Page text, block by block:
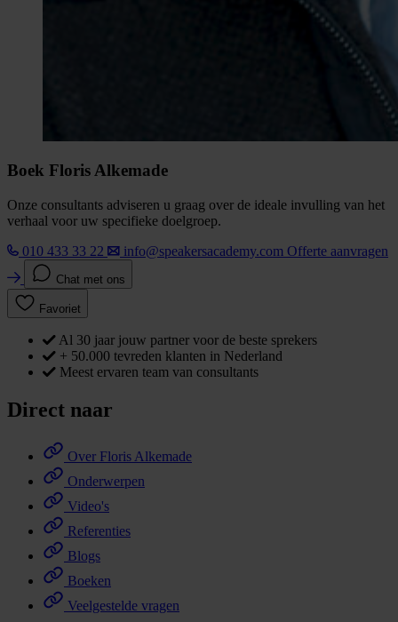
Boek Floris Alkemade
Onze consultants adviseren u graag over de ideale invulling van het
verhaal voor uw specifieke doelgroep.
010 433 33 22
info@speakersacademy.com Offerte aanvragen
Chat met ons
Favoriet
Al 30 jaar jouw partner voor de beste sprekers
+ 50.000 tevreden klanten in Nederland
Meest ervaren team van consultants
Direct naar
Over Floris Alkemade
Onderwerpen
Video's
Referenties
Blogs
Boeken
Veelgestelde vragen